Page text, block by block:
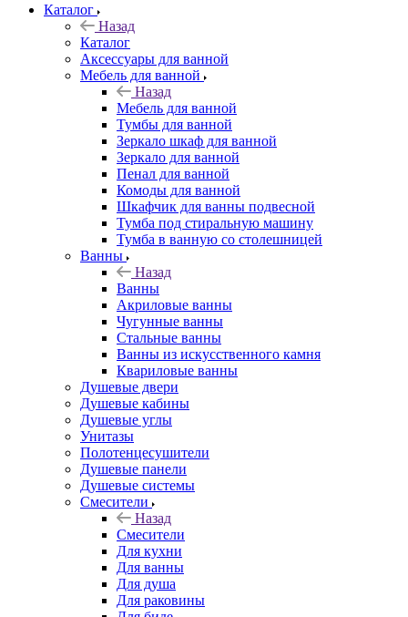
Каталог
Назад
Каталог
Аксессуары для ванной
Мебель для ванной
Назад
Мебель для ванной
Тумбы для ванной
Зеркало шкаф для ванной
Зеркало для ванной
Пенал для ванной
Комоды для ванной
Шкафчик для ванны подвесной
Тумба под стиральную машину
Тумба в ванную со столешницей
Ванны
Назад
Ванны
Акриловые ванны
Чугунные ванны
Стальные ванны
Ванны из искусственного камня
Квариловые ванны
Душевые двери
Душевые кабины
Душевые углы
Унитазы
Полотенцесушители
Душевые панели
Душевые системы
Смесители
Назад
Смесители
Для кухни
Для ванны
Для душа
Для раковины